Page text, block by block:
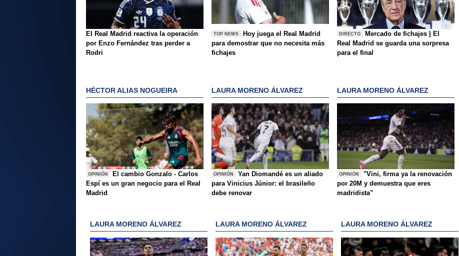
El Real Madrid reactiva la operación
por Enzo Fernández tras perder a
Rodri
TOP NEWS
Hoy juega el Real Madrid
para demostrar que no necesita más
fichajes
DIRECTO
Mercado de fichajes | El
Real Madrid se guarda una sorpresa
para el final
HÉCTOR ALIAS NOGUEIRA
OPINIÓN
El cambio Gonzalo - Carlos
Espí es un gran negocio para el Real
Madrid
LAURA MORENO ÁLVAREZ
OPINIÓN
Yan Diomandé es un aliado
para Vinicius Júnior: el brasileño
debe renovar
LAURA MORENO ÁLVAREZ
OPINIÓN
"Vini, firma ya la renovación
por 20M y demuestra que eres
madridista"
LAURA MORENO ÁLVAREZ LAURA MORENO ÁLVAREZ LAURA MORENO ÁLVAREZ